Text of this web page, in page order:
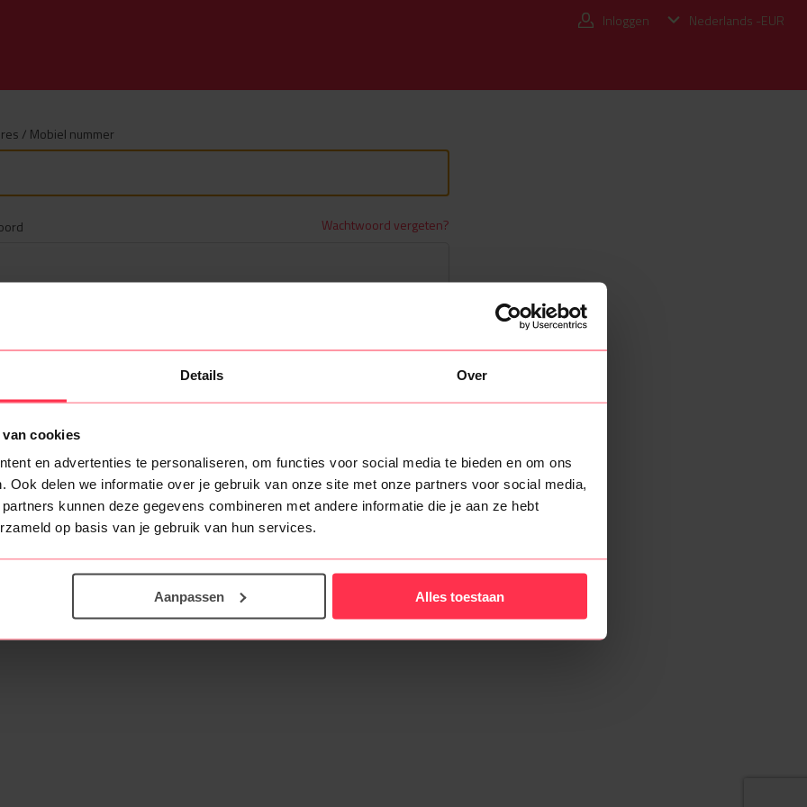
Details Over
cookies
en advertenties te personaliseren, om functies voor social media te bieden en om ons
Ook delen we informatie over je gebruik van onze site met onze partners voor social media,
kunnen deze gegevens combineren met andere informatie die je aan ze hebt
op basis van je gebruik van hun services.
Aanpassen Alles toestaan
Inloggen Nederlands -EUR
/ Mobiel nummer
Wachtwoord vergeten?